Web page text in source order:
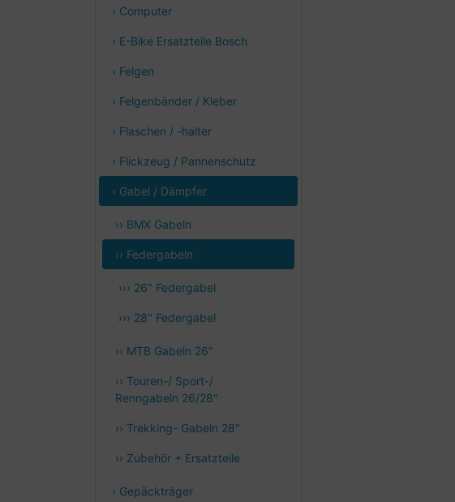
› Computer
› E-Bike Ersatzteile Bosch
› Felgen
› Felgenbänder / Kleber
› Flaschen / -halter
› Flickzeug / Pannenschutz
› Gabel / Dämpfer
›› BMX Gabeln
›› Federgabeln
››› 26" Federgabel
››› 28" Federgabel
›› MTB Gabeln 26"
›› Touren-/ Sport-/
Renngabeln 26/28"
›› Trekking- Gabeln 28"
›› Zubehör + Ersatzteile
› Gepäckträger